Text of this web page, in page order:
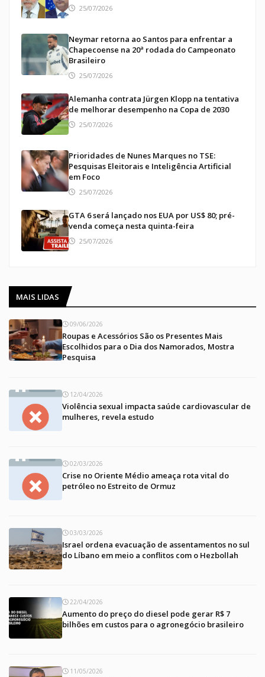
25/07/2026
Neymar retorna ao Santos para enfrentar a
Chapecoense na 20ª rodada do Campeonato
Brasileiro
25/07/2026
Alemanha contrata Jürgen Klopp na tentativa
de melhorar desempenho na Copa de 2030
25/07/2026
Prioridades de Nunes Marques no TSE:
Pesquisas Eleitorais e Inteligência Artificial
em Foco
25/07/2026
GTA 6 será lançado nos EUA por US$ 80; pré-
venda começa nesta quinta-feira
25/07/2026
MAIS LIDAS
09/06/2026
Roupas e Acessórios São os Presentes Mais
Escolhidos para o Dia dos Namorados, Mostra
Pesquisa
12/04/2026
Violência sexual impacta saúde cardiovascular de
mulheres, revela estudo
02/03/2026
Crise no Oriente Médio ameaça rota vital do
petróleo no Estreito de Ormuz
03/03/2026
Israel ordena evacuação de assentamentos no sul
do Líbano em meio a conflitos com o Hezbollah
22/04/2026
Aumento do preço do diesel pode gerar R$ 7
bilhões em custos para o agronegócio brasileiro
11/05/2026